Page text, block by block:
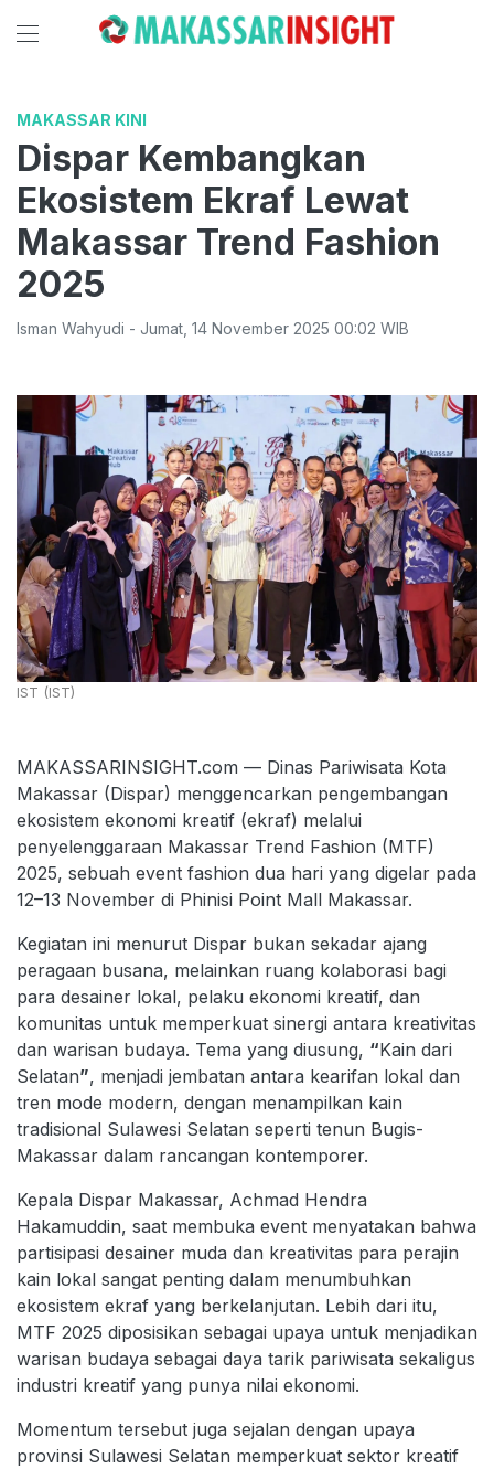
MAKASSAR KINI
Dispar Kembangkan
Ekosistem Ekraf Lewat
Makassar Trend Fashion
2025
Isman Wahyudi - Jumat 14 November 2025 00:02 WIB
IST (IST)
MAKASSARINSIGHT.com — Dinas Pariwisata Kota
Makassar (Dispar) menggencarkan pengembangan
ekosistem ekonomi kreatif (ekraf) melalui
penyelenggaraan Makassar Trend Fashion (MTF)
2025, sebuah event fashion dua hari yang digelar pada
12–13 November di Phinisi Point Mall Makassar.
Kegiatan ini menurut Dispar bukan sekadar ajang
peragaan busana, melainkan ruang kolaborasi bagi
para desainer lokal, pelaku ekonomi kreatif, dan
komunitas untuk memperkuat sinergi antara kreativitas
dan warisan budaya. Tema yang diusung, “Kain dari
Selatan”, menjadi jembatan antara kearifan lokal dan
tren mode modern, dengan menampilkan kain
tradisional Sulawesi Selatan seperti tenun Bugis-
Makassar dalam rancangan kontemporer.
Kepala Dispar Makassar, Achmad Hendra
Hakamuddin, saat membuka event menyatakan bahwa
partisipasi desainer muda dan kreativitas para perajin
kain lokal sangat penting dalam menumbuhkan
ekosistem ekraf yang berkelanjutan. Lebih dari itu,
MTF 2025 diposisikan sebagai upaya untuk menjadikan
warisan budaya sebagai daya tarik pariwisata sekaligus
industri kreatif yang punya nilai ekonomi.
Momentum tersebut juga sejalan dengan upaya
provinsi Sulawesi Selatan memperkuat sektor kreatif